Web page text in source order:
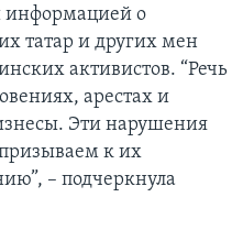
информацией о
татар и других мен
активистов. “Речь
арестах и
Эти нарушения
к их
– подчеркнула